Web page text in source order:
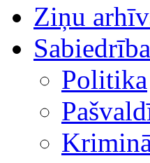
Ziņu
Sabiedrība
Politika